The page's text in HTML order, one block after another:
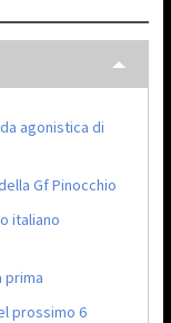
agonistica di
Gf Pinocchio
italiano
prima
prossimo 6